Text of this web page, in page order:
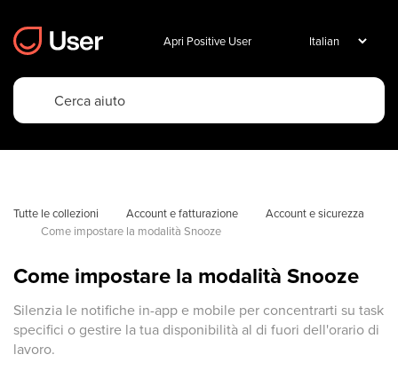
Apri Positive User
Tutte le collezioni Account e fatturazione
Account e sicurezza
Come impostare la modalità Snooze
Come impostare la modalità Snooze
Silenzia le notifiche in-app e mobile per concentrarti su task
specifici o gestire la tua disponibilità al di fuori dell'orario di
lavoro.